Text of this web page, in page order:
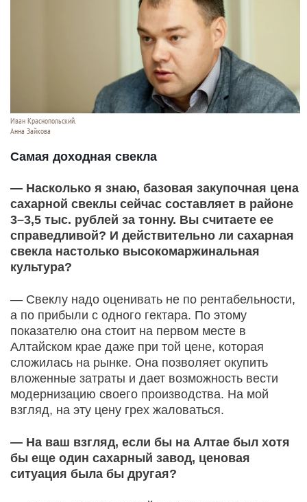
Иван Краснопольский.
Анна Зайкова
Самая доходная свекла
— Насколько я знаю, базовая закупочная цена
сахарной свеклы сейчас составляет в районе
3–3,5 тыс. рублей за тонну. Вы считаете ее
справедливой? И действительно ли сахарная
свекла настолько высокомаржинальная
культура?
— Свеклу надо оценивать не по рентабельности,
а по прибыли с одного гектара. По этому
показателю она стоит на первом месте в
Алтайском крае даже при той цене, которая
сложилась на рынке. Она позволяет окупить
вложенные затраты и дает возможность вести
модернизацию своего производства. На мой
взгляд, на эту цену грех жаловаться.
— На ваш взгляд, если бы на Алтае был хотя
бы еще один сахарный завод, ценовая
ситуация была бы другая?